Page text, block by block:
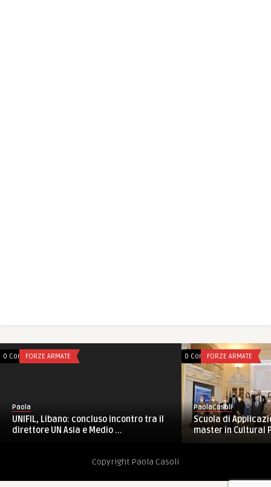
0 CommentsFORZE ARMATE
Paola
UNIFIL, Libano: concluso incontro tra il
direttore UN Asia e Medio ...
0 CommentsFORZE ARMATE
PaolaCasoli
Scuola di
master in Cultural
Copyright Paola Casoli